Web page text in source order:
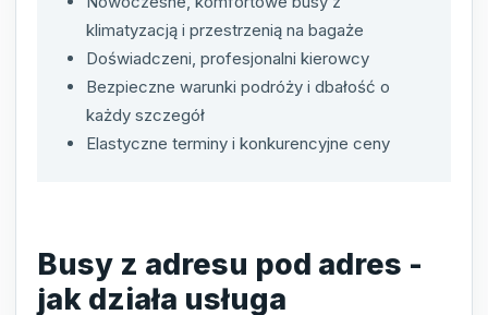
klimatyzacją i przestrzenią na bagaże
Doświadczeni, profesjonalni kierowcy
Bezpieczne warunki podróży i dbałość o
każdy szczegół
Elastyczne terminy i konkurencyjne ceny
Busy z adresu pod adres -
jak działa usługa